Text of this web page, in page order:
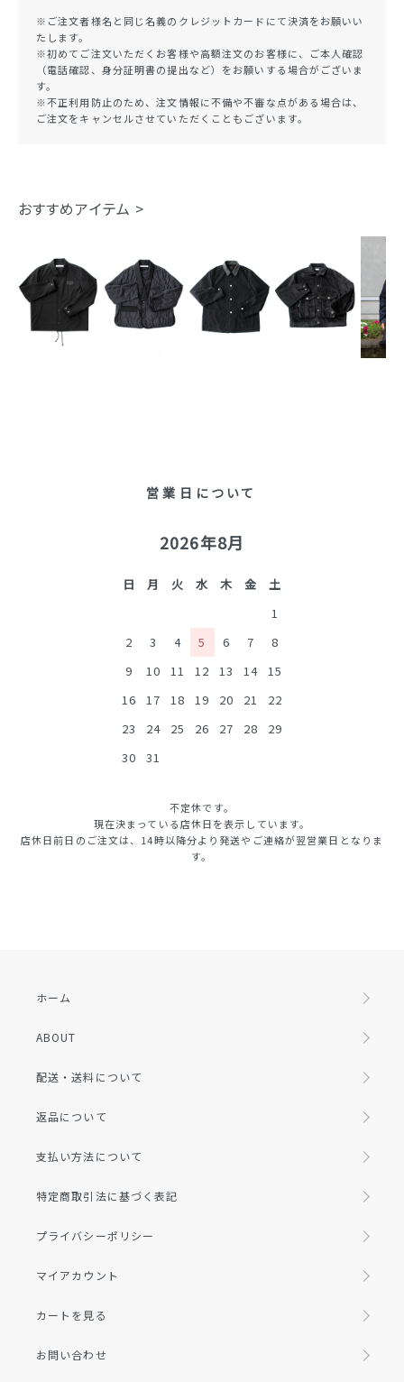
※ご注文者様名と同じ名義のクレジットカードにて決済をお願いい
たします。
※初めてご注文いただくお客様や高額注文のお客様に、ご本人確認
（電話確認、身分証明書の提出など）をお願いする場合がございま
す。
※不正利用防止のため、注文情報に不備や不審な点がある場合は、
ご注文をキャンセルさせていただくこともございます。
おすすめアイテム >
営業日について
2026年8月
日 月 火 水 木 金
土
1
2
3 4 5 6 7
8
9
10 11 12 13 14
15
16
17 18 19 20 21
22
23
24 25 26 27 28
29
30
31
不定休です。
現在決まっている店休日を表示しています。
店休日前日のご注文は、14時以降分より発送やご連絡が翌営業日となりま
す。
ホーム
ABOUT
配送・送料について
返品について
支払い方法について
特定商取引法に基づく表記
プライバシーポリシー
マイアカウント
カートを見る
お問い合わせ